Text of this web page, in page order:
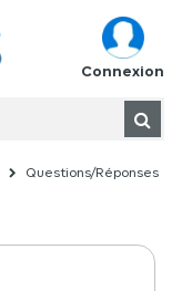
Connexion
Questions/Réponses